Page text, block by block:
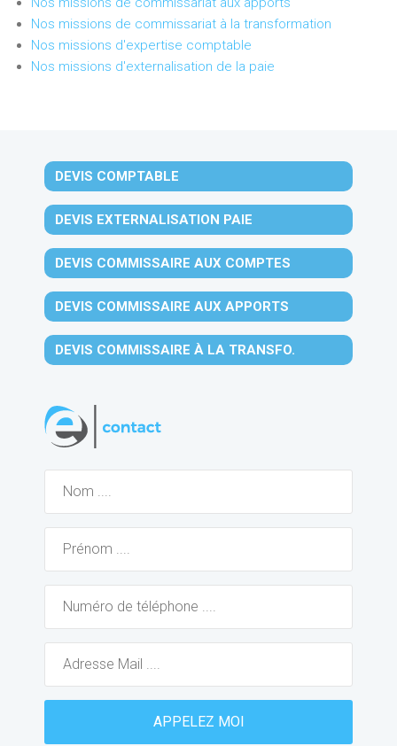
Nos missions de commissariat à la transformation
Nos missions d'expertise comptable
Nos missions d'externalisation de la paie
DEVIS COMPTABLE
DEVIS EXTERNALISATION PAIE
DEVIS COMMISSAIRE AUX COMPTES
DEVIS COMMISSAIRE AUX APPORTS
DEVIS COMMISSAIRE À LA TRANSFO.